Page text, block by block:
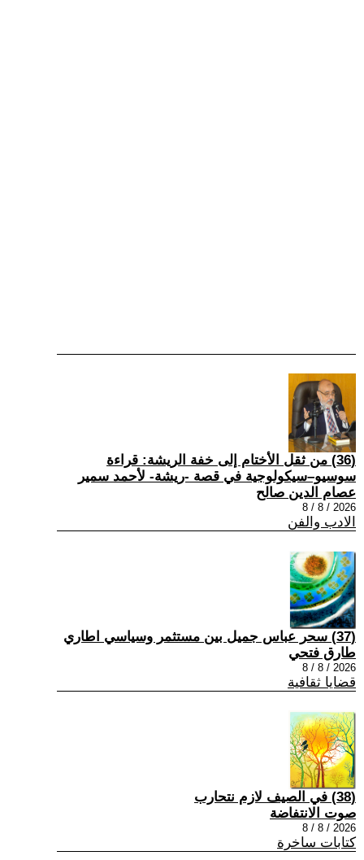
(36) من ثقل الأختام إلى خفة الريشة: قراءة
سوسيو–سيكولوجية في قصة -ريشة- لأحمد سمير
عصام الدين صالح
2026 / 8 / 8
الادب والفن
(37) سحر عباس جميل بين مستثمر وسياسي اطاري
طارق فتحي
2026 / 8 / 8
قضايا ثقافية
(38) في الصيف لازم نتحارب
صوت الانتفاضة
2026 / 8 / 8
كتابات ساخرة